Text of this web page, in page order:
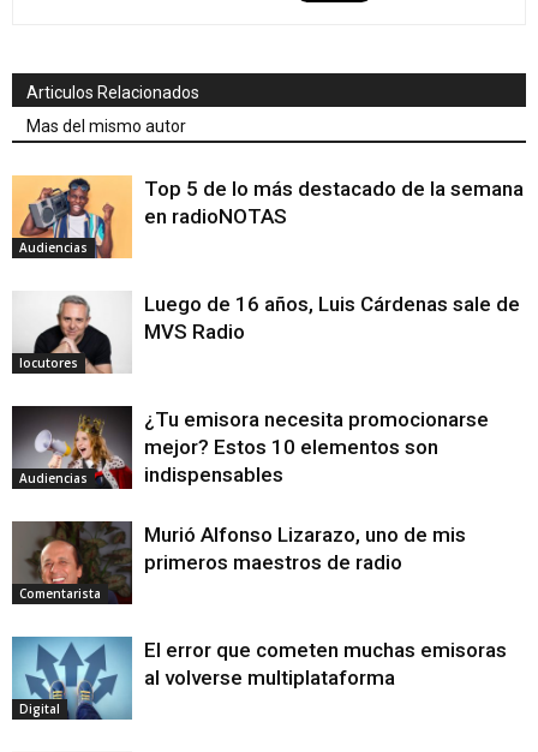
Articulos Relacionados
Mas del mismo autor
Audiencias
Top 5 de lo más destacado de la semana
en radioNOTAS
locutores
Luego de 16 años, Luis Cárdenas sale de
MVS Radio
Audiencias
¿Tu emisora necesita promocionarse
mejor? Estos 10 elementos son
indispensables
Comentarista
Murió Alfonso Lizarazo, uno de mis
primeros maestros de radio
Digital
El error que cometen muchas emisoras
al volverse multiplataforma